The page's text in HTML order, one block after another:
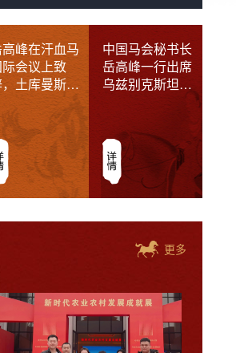
Previous
化使命 新征程马产业振
国马会·天山论马”成功
中国马会·天山论马”马产业高峰论坛在昭苏县
本次论坛在2023’中国新疆伊犁天马国际旅游
峰在汗血马
会议上致
土库曼斯坦
总理会晤中国
代表团
中国马会秘书长
岳高峰一行出席
乌兹别克斯坦冠
军杯赛马，并与
原上合组织秘书
长诺罗夫先生进
行会晤
更多